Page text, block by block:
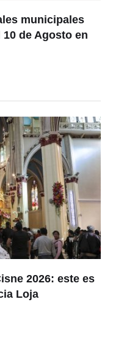
municipales
de Agosto en
2026: este es
Loja